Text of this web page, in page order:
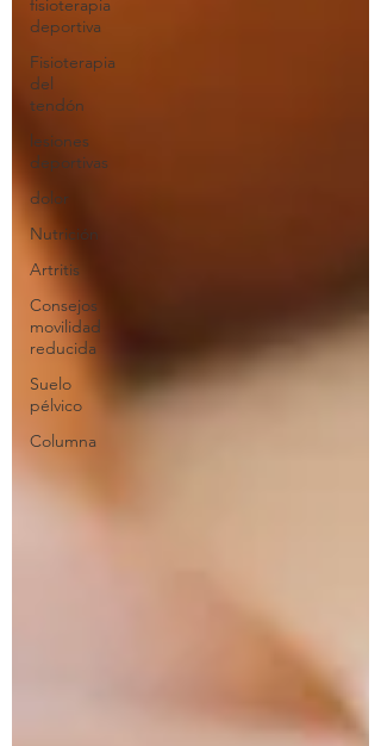
fisioterapia
deportiva
Fisioterapia
del
tendón
lesiones
deportivas
dolor
Nutrición
Artritis
Consejos
movilidad
reducida
Suelo
pélvico
Columna